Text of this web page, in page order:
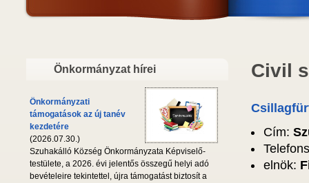
Önkormányzat hírei
Önkormányzati
támogatások az új tanév
kezdetére
(2026.07.30.)
Szuhakálló Község Önkormányzata Képviselő-
testülete, a 2026. évi jelentős összegű helyi adó
bevételeire tekintettel, újra támogatást biztosít a
Civil
Cím:
elnök: